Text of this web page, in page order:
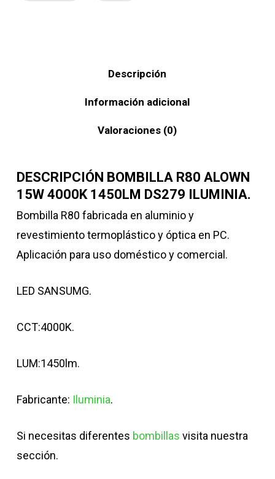
Descripción
Información adicional
Valoraciones (0)
DESCRIPCIÓN BOMBILLA R80 ALOWN
15W 4000K 1450LM DS279 ILUMINIA.
Bombilla R80 fabricada en aluminio y
revestimiento termoplástico y óptica en PC.
Aplicación para uso doméstico y comercial.
LED SANSUMG.
CCT:4000K.
LUM:1450lm.
Fabricante: Iluminia.
Si necesitas diferentes bombillas visita nuestra
sección.